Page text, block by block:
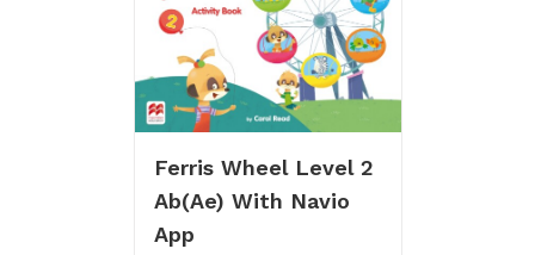
Ferris Wheel Level 2
Ab(Ae) With Navio
App